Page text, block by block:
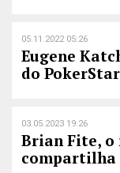
05.11.2022 05:26
Eugene
do
03.05.2023 19:26
Brian Fite,
compartilha